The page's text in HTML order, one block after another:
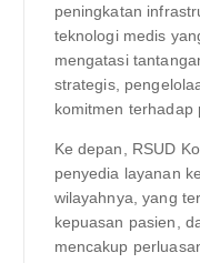
peningkatan
teknologi medis
mengatasi
strategis,
komitmen terhadap
Ke depan, RSUD
penyedia layanan
wilayahnya, yang
kepuasan pasien,
mencakup